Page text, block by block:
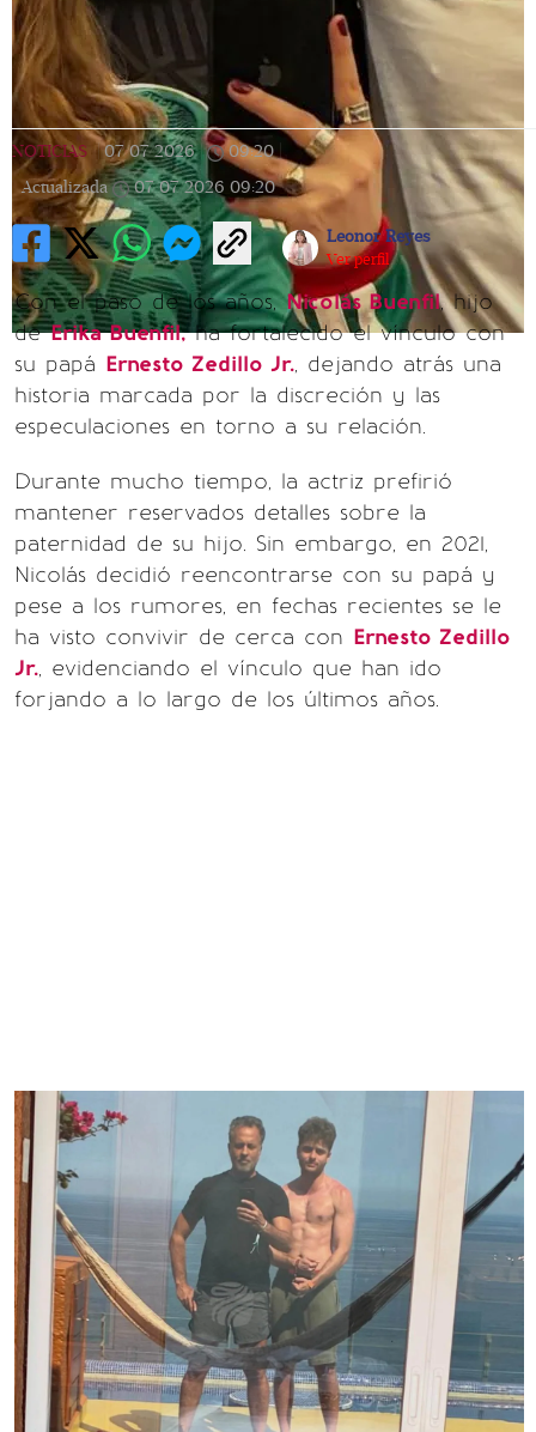
NOTICIAS | 07/07/2026 | 09:20 |
Actualizada
07/07/2026 09:20
Leonor Reyes
Ver perfil
Con el paso de los años,Nicolás Buenfil, hijo
deErika Buenfil,ha fortalecido el vínculo con
su papá Ernesto Zedillo Jr., dejando atrás una
historia marcada por la discreción y las
especulaciones en torno a su relación.
Durante mucho tiempo, la actriz prefirió
mantener reservados detalles sobre la
paternidad de su hijo. Sin embargo, en 2021,
Nicolás decidió reencontrarse con su papá y
pese a los rumores, en fechas recientes se le
ha visto convivir de cerca con Ernesto Zedillo
Jr., evidenciando el vínculo que han ido
forjando a lo largo de los últimos años.